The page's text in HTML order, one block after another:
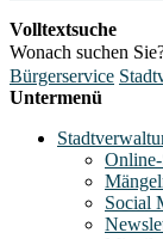
Volltextsuche
Wonach suchen
Bürgerservice
Untermenü
Social